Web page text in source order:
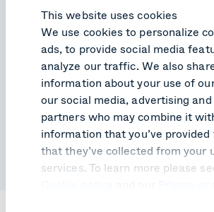
This website uses cookies
We use cookies to personalize
ads, to provide social media
analyze our traffic. We also
information about your use of
our social media, advertising
partners who may combine it
information that you’ve
that they’ve collected from your
services. To learn more please
Voraussetzungen für das
passende OnPremise
Gateway erfüllt und
gewünschte
die Workflows
Kai Burkard, Senior IT Architekt für
Zusammenarbeit
Bundesagentur für Arbeit